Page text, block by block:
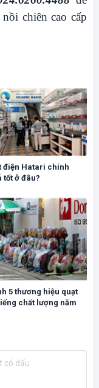
chiên cao cấp
điện Hatari chính
tốt ở đâu?
5 thương hiệu quạt
chất lượng năm